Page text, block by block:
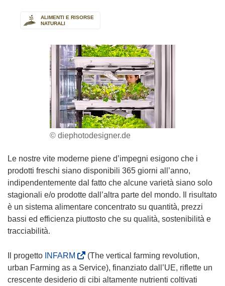
ALIMENTI E RISORSE
NATURALI
© diephotodesigner.de
Le nostre vite moderne piene d’impegni esigono che i
prodotti freschi siano disponibili 365 giorni all’anno,
indipendentemente dal fatto che alcune varietà siano solo
stagionali e/o prodotte dall’altra parte del mondo. Il risultato
è un sistema alimentare concentrato su quantità, prezzi
bassi ed efficienza piuttosto che su qualità, sostenibilità e
tracciabilità.
Il progetto INFARM
s
i
(The vertical farming revolution,
urban Farming as a Service), finanziato dall’UE, riflette un
crescente desiderio di cibi altamente nutrienti coltivati